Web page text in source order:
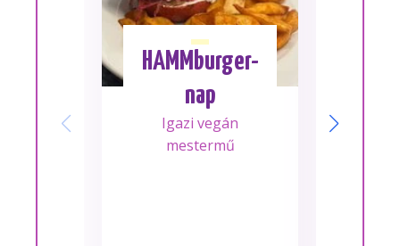
HAMMburger-
nap
Igazi vegán
mestermű